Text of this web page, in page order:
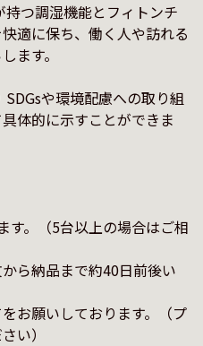
つ調湿機能とフィトンチ
適に保ち、働く人や訪れる
ます。
や環境配慮への取り組
体的に示すことができま
。（5台以上の場合はご相
ら納品まで約40日前後い
お願いしております。（プ
い）